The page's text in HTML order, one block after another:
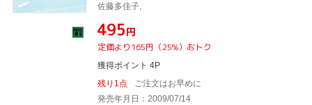
佐藤多佳子,
¥495円
定価より165円（25%）おトク
獲得ポイント 4P
残り1点
ご注文はお早めに
発売年月日：2009/07/14